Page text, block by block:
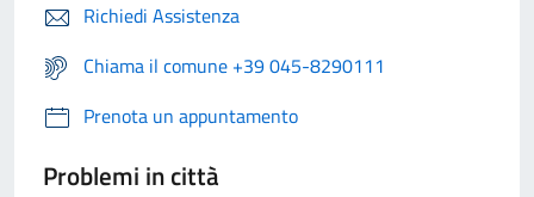
Richiedi Assistenza
Chiama il comune +39 045-8290111
Prenota un appuntamento
Problemi in città